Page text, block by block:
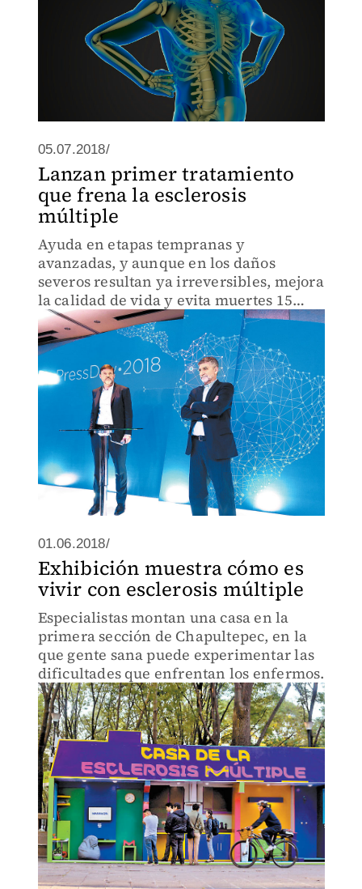
05.07.2018/
Lanzan primer tratamiento
que frena la esclerosis
múltiple
Ayuda en etapas tempranas y
avanzadas, y aunque en los daños
severos resultan ya irreversibles, mejora
la calidad de vida y evita muertes 15
años antes.
01.06.2018/
Exhibición muestra cómo es
vivir con esclerosis múltiple
Especialistas montan una casa en la
primera sección de Chapultepec, en la
que gente sana puede experimentar las
dificultades que enfrentan los enfermos.